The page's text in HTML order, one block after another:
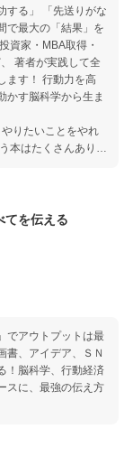
計画 第4章 短期間
ッド 第5章 お金を
思考 第6章 お金が
りに 目的地への道
だけ"
する」 「先送りがな
で最大の「結果」を
著者が実践して全
ます！ 行動力を高
かす脳科学から生ま
いことをやれ
上岡 正明
い時間の集中力を高
終わる時間を決め
のは必ずアウトプッ
何度もアウトプット
×生産性】を最大化
ルアップを実現しま
、望む成果を上げ
てを伝える
でアウトプットは最
書、アイデア、ＳＮ
！脳科学、行動経済
スに、最強の伝え方